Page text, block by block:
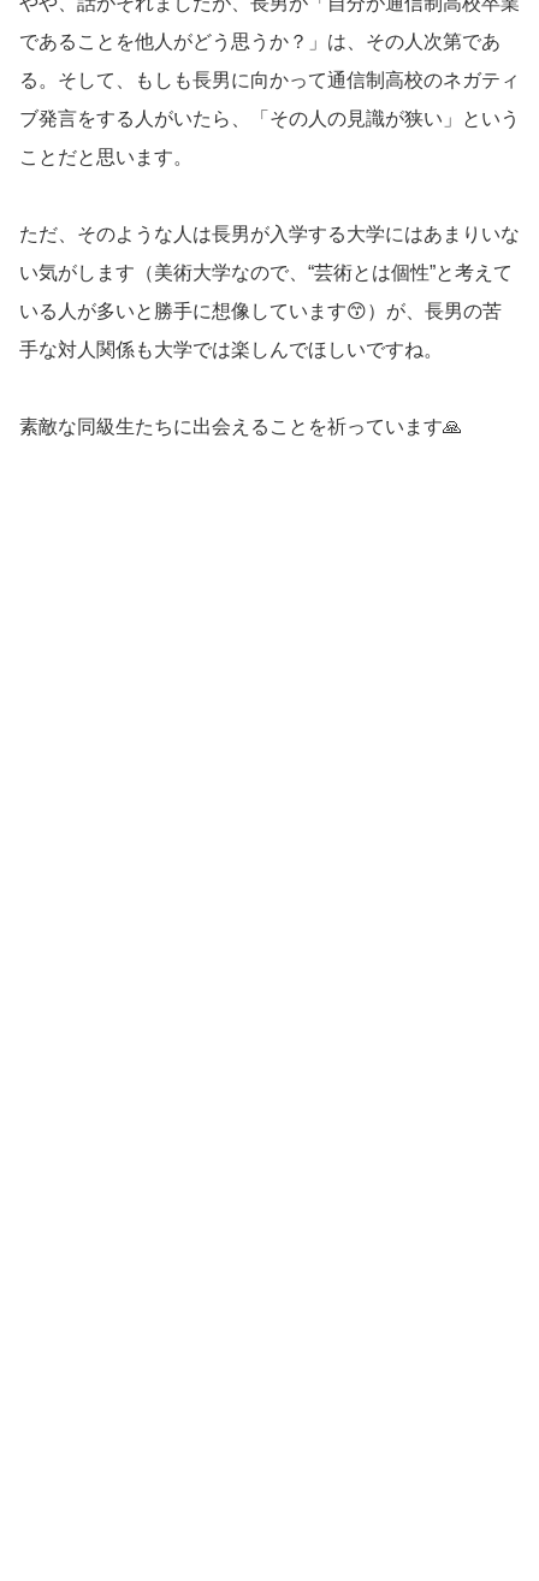
であることを他人がどう思うか？」は、その人次第であ
る。そして、もしも長男に向かって通信制高校のネガティ
ブ発言をする人がいたら、「その人の見識が狭い」という
ことだと思います。
ただ、そのような人は長男が入学する大学にはあまりいな
い気がします（美術大学なので、“芸術とは個性”と考えて
いる人が多いと勝手に想像しています😙）が、長男の苦
手な対人関係も大学では楽しんでほしいですね。
素敵な同級生たちに出会えることを祈っています🙏